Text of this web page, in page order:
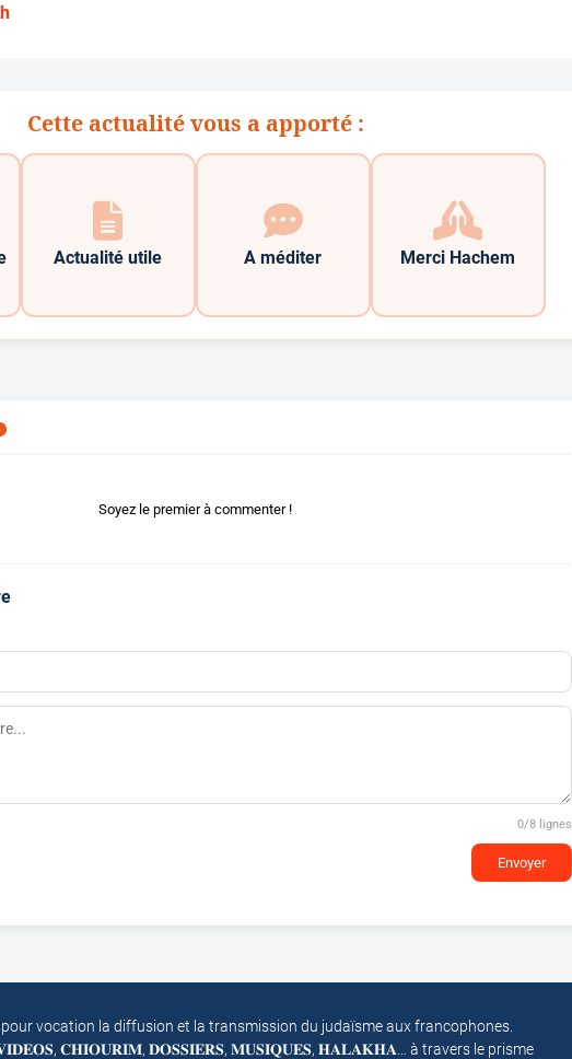
Cette actualité vous a apporté :
Actualité utile A méditer Merci Hachem
Soyez le premier à commenter !
0/8 lignes
Envoyer
vocation la diffusion et la transmission du judaïsme aux francophones.
𝐂𝐇𝐈𝐎𝐔𝐑𝐈𝐌, 𝐃𝐎𝐒𝐒𝐈𝐄𝐑𝐒, 𝐌𝐔𝐒𝐈𝐐𝐔𝐄𝐒, 𝐇𝐀𝐋𝐀𝐊𝐇𝐀… à travers le prisme